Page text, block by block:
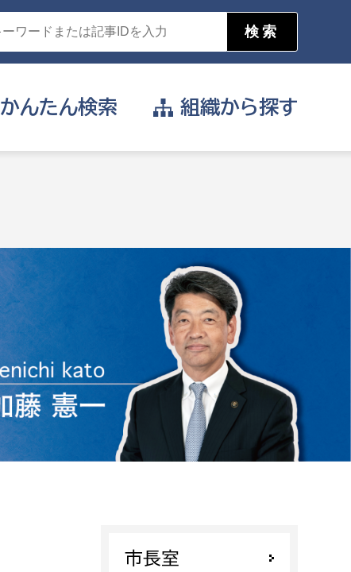
消防
かんたん検索
届け出や申請をしたい
証明書がほしい
相談をしたい
支払いをしたい
働きたい
小田原のことを知りたい
組織から探す
環境保護課
市長室